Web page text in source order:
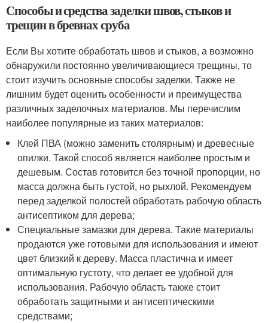
Способы и средства заделки швов, стыков и
трещин в бревнах сруба
Если Вы хотите обработать швов и стыков, а возможно
обнаружили постоянно увеличивающиеся трещины, то
стоит изучить основные способы заделки. Также не
лишним будет оценить особенности и преимущества
различных заделочных материалов. Мы перечислим
наиболее популярные из таких материалов:
Клей ПВА (можно заменить столярным) и древесные
опилки. Такой способ является наиболее простым и
дешевым. Состав готовится без точной пропорции, но
масса должна быть густой, но рыхлой. Рекомендуем
перед заделкой полостей обработать рабочую область
антисептиком для дерева;
Специальные замазки для дерева. Такие материалы
продаются уже готовыми для использования и имеют
цвет близкий к дереву. Масса пластична и имеет
оптимальную густоту, что делает ее удобной для
использования. Рабочую область также стоит
обработать защитными и антисептическими
средствами;